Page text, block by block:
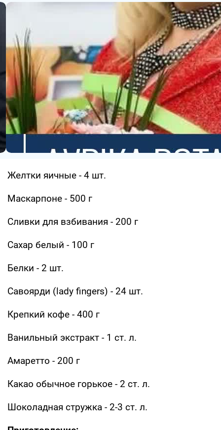
Желтки яичные - 4 шт.
Маскарпоне - 500 г
Сливки для взбивания - 200 г
Сахар белый - 100 г
Белки - 2 шт.
Савоярди (lady fingers) - 24 шт.
Крепкий кофе - 400 г
Ванильный экстракт - 1 ст. л.
Амаретто - 200 г
Какао обычное горькое - 2 ст. л.
Шоколадная стружка - 2-3 ст. л.